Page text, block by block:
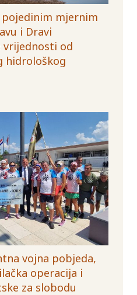
pojedinim mjernim
i Dravi
vrijednosti od
hidrološkog
vojna pobjeda,
operacija i
za slobodu